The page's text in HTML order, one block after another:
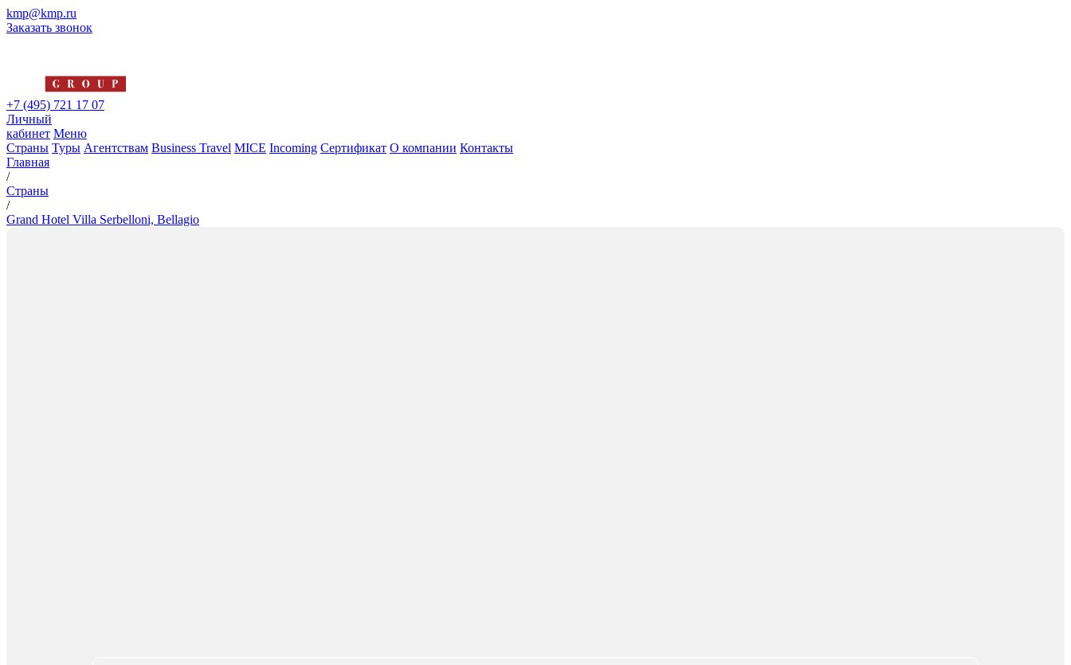
kmp@kmp.ru
Заказать звонок
+7 (495) 721 17 07
Личный
кабинет Меню
Страны Туры Агентствам Business Travel MICE Incoming Сертификат О компании Контакты
Главная
/
Страны
/
Grand Hotel Villa Serbelloni, Bellagio